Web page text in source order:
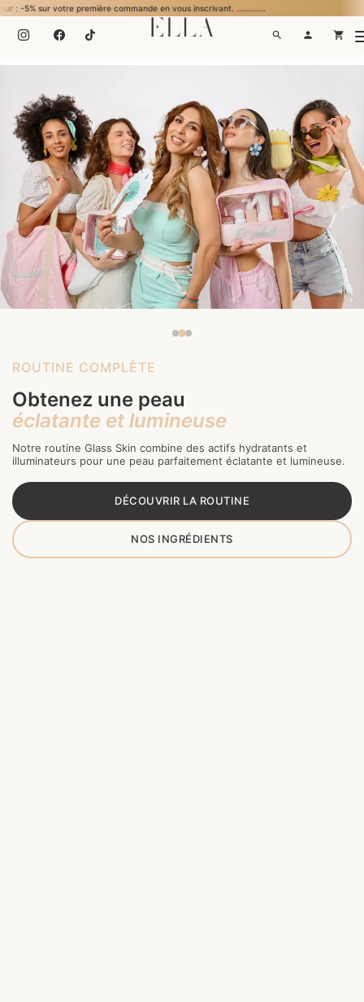
vous inscrivant. ............
ROUTINE COMPLÈTE
Obtenez une peau
éclatante et lumineuse
Notre routine Glass Skin combine des actifs hydratants et
illuminateurs pour une peau parfaitement éclatante et lumineuse.
DÉCOUVRIR LA ROUTINE
NOS INGRÉDIENTS